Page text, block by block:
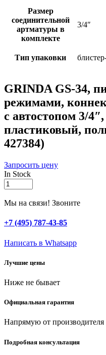
Размер
соединительной
артматуры в
комплекте
3/4″
Тип упаковки
GRINDA GS-34,
режимами,
с автостопом 3/
пластиковый,
427384)
Запросить цену
In Stock
GRINDA
GS-
34,
с
8
коннектор
коннектор
автостопом
адаптер,
поливочный
набор
427384)
Мы на связи! Звоните
+7 (495) 787-43-85
Написать в Whatsapp
Лучшие цены
Ниже не бывает
Официальная гарантия
Напрямую от производителя
Подробная консультация